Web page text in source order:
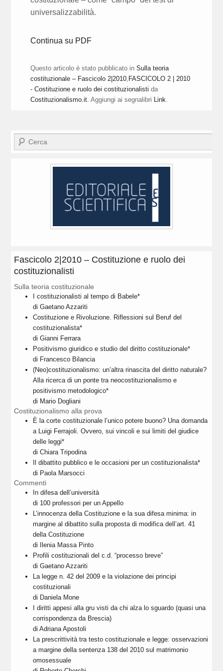
universalizzabilità.
Continua su PDF
Questo articolo è stato pubblicato inSulla teoria
costituzionale – Fascicolo 2|2010 FASCICOLO 2 | 2010
- Costituzione e ruolo dei costituzionalisti da
Costituzionalismo.it . Aggiungi ai segnalibri Link
Cerca
Fascicolo 2|2010 – Costituzione e ruolo dei
costituzionalisti
Sulla teoria costituzionale
I costituzionalisti al tempo di Babele*
di Gaetano Azzariti
Costituzione e Rivoluzione. Riflessioni sul Beruf del
costituzionalista*
di Gianni Ferrara
Positivismo giuridico e studio del diritto costituzionale*
di Francesco Bilancia
(Neo)costituzionalismo: un’altra rinascita del diritto naturale?
Alla ricerca di un ponte tra neocostituzionalismo e
positivismo metodologico*
di Mario Dogliani
Costituzionalismo alla prova
È la corte costituzionale l’unico potere buono? Una domanda
a Luigi Ferrajoli. Ovvero, sui vincoli e sui limiti del giudice
delle leggi*
di Chiara Tripodina
Il dibattito pubblico e le occasioni per un costituzionalista*
di Paola Marsocci
Commenti
In difesa dell’università
di 100 professori per un Appello
L’innocenza della Costituzione e la sua difesa minima: in
margine al dibattito sulla proposta di modifica dell’art. 41
della Costituzione
di Ilenia Massa Pinto
Profili costituzionali del c.d. “processo breve”
di Gaetano Azzariti
La legge n. 42 del 2009 e la violazione dei principi
costituzionali
di Daniela Mone
I diritti appesi alla gru visti da chi alza lo sguardo (quasi una
corrispondenza da Brescia)
di Adriana Apostoli
La prescrittività tra testo costituzionale e legge: osservazioni
a margine della sentenza 138 del 2010 sul matrimonio
omosessuale